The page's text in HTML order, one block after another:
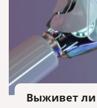
Выживет ли